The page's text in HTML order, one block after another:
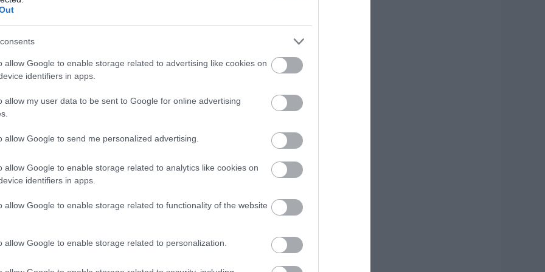
allow Google to enable storage related to advertising like cookies on
identifiers in apps.
allow my user data to be sent to Google for online advertising
allow Google to send me personalized advertising.
allow Google to enable storage related to analytics like cookies on
identifiers in apps.
allow Google to enable storage related to functionality of the website
allow Google to enable storage related to personalization.
τους επισκέπτες αυτού του
να δείξουν “αυξημένη επαγρύπνηση”.
καρχαρία στη Δυτική Αυστραλία
σέρφερ είχε ακρωτηριαστεί στα ανοιχτά
Υψηλός κίνδυνος
απαγορεύεται από
την Πολιτική
08.08.2026 | 08:00
στην Εύβοια:
Πλημμύρισε με
(pics&vid)